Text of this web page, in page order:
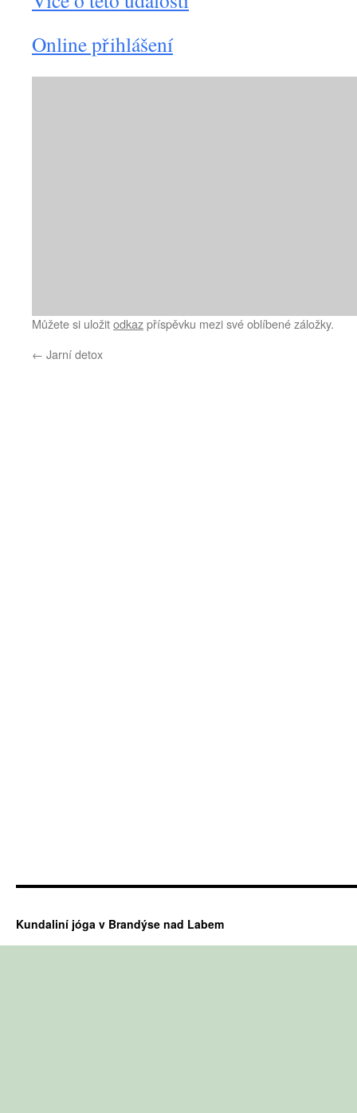
Online přihlášení
Můžete si uložitodkazpříspěvku mezi své oblíbené záložky.
← Jarní detox
Kundaliní jóga v Brandýse nad Labem